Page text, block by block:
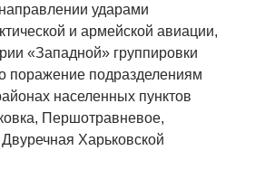
ударами
и армейской авиации,
«Западной» группировки
поражение подразделениям
населенных пунктов
Першотравневое,
Харьковской